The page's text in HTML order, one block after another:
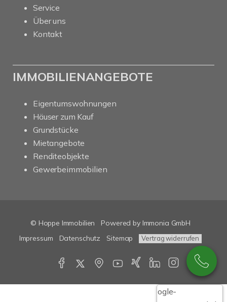
Service
Über uns
Kontakt
IMMOBILIENANGEBOTE
Eigentumswohnungen
Häuser zum Kauf
Grundstücke
Mietangebote
Renditeobjekte
Gewerbeimmobilien
© Hoppe Immobilien
Powered by Immonia GmbH
Impressum
Datenschutz Sitemap Vertrag widerrufen
Google-